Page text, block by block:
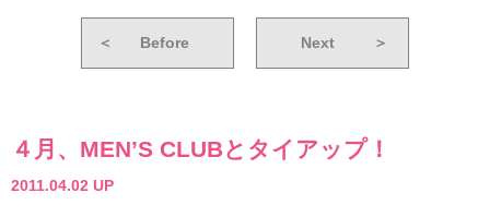
＜ Before Next ＞
４月、MEN’S CLUBとタイアップ！
2011.04.02 UP